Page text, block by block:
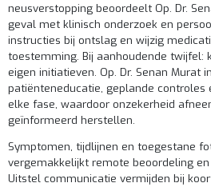
neusverstopping beoordeelt Op. Dr.
geval met klinisch onderzoek en
instructies bij ontslag en wijzig
toestemming. Bij aanhoudende twijfel:
eigen initiatieven. Op. Dr. Senan Murat
patiënteneducatie, geplande controles
elke fase, waardoor onzekerheid
geïnformeerd herstellen.
Symptomen, tijdlijnen en toegestane
vergemakkelijkt remote beoordeling
Uitstel communicatie vermijden bij